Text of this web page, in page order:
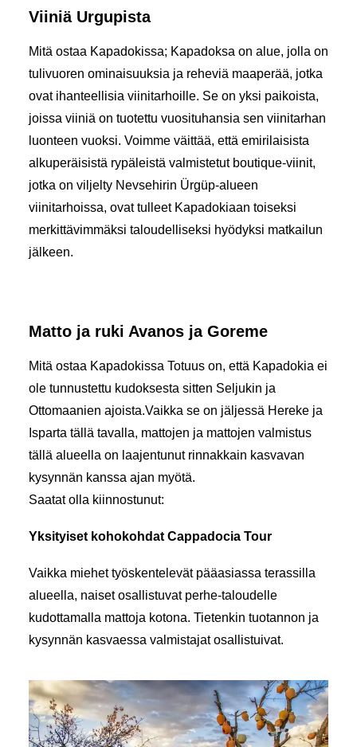
Viiniä Urgupista
Mitä ostaa Kapadokissa; Kapadoksa on alue, jolla on
tulivuoren ominaisuuksia ja reheviä maaperää, jotka
ovat ihanteellisia viinitarhoille. Se on yksi paikoista,
joissa viiniä on tuotettu vuosituhansia sen viinitarhan
luonteen vuoksi. Voimme väittää, että emirilaisista
alkuperäisistä rypäleistä valmistetut boutique-viinit,
jotka on viljelty Nevsehirin Ürgüp-alueen
viinitarhoissa, ovat tulleet Kapadokiaan toiseksi
merkittävimmäksi taloudelliseksi hyödyksi matkailun
jälkeen.
Matto ja ruki Avanos ja Goreme
Mitä ostaa Kapadokissa Totuus on, että Kapadokia ei
ole tunnustettu kudoksesta sitten Seljukin ja
Ottomaanien ajoista.Vaikka se on jäljessä Hereke ja
Isparta tällä tavalla, mattojen ja mattojen valmistus
tällä alueella on laajentunut rinnakkain kasvavan
kysynnän kanssa ajan myötä.
Saatat olla kiinnostunut:
Yksityiset kohokohdat Cappadocia Tour
Vaikka miehet työskentelevät pääasiassa terassilla
alueella, naiset osallistuvat perhe-taloudelle
kudottamalla mattoja kotona. Tietenkin tuotannon ja
kysynnän kasvaessa valmistajat osallistuivat.